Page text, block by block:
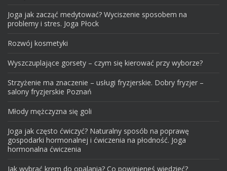
Joga jak zacząć medytować? Wyciszenie sposobem na
problemy i stres. Joga Płock
Rozwój kosmetyki
Wyszczuplające gorsety – czym się kierować przy wyborze?
Strzyżenie ma znaczenie – usługi fryzjerskie. Dobry fryzjer –
salony fryzjerskie Poznań
Młody mężczyzna się goli
Joga jak często ćwiczyć? Naturalny sposób na poprawę
gospodarki hormonalnej i ćwiczenia na płodność. Joga
hormonalna ćwiczenia
Jak wybrać krem do opalania? Co powinieneś wiedzieć?